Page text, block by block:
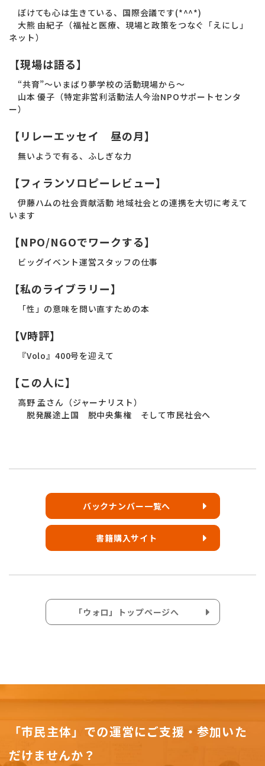
ぼけても心は生きている、国際会議です(*^^*)
大熊 由紀子（福祉と医療、現場と政策をつなぐ「えにし」
ネット）
【現場は語る】
“共育”～いまばり夢学校の活動現場から～
山本 優子（特定非営利活動法人今治NPOサポートセンタ
ー）
【リレーエッセイ 昼の月】
無いようで有る、ふしぎな力
【フィランソロピーレビュー】
伊藤ハムの社会貢献活動 地域社会との連携を大切に考えて
います
【NPO/NGOでワークする】
ビッグイベント運営スタッフの仕事
【私のライブラリー】
「性」の意味を問い直すための本
【V時評】
『Volo』400号を迎えて
【この人に】
高野 孟さん（ジャーナリスト）
脱発展途上国 脱中央集権 そして市民社会へ
バックナンバー一覧へ
書籍購入サイト
「ウォロ」トップページへ
「市民主体」での運営にご支援・参加いた
だけませんか？